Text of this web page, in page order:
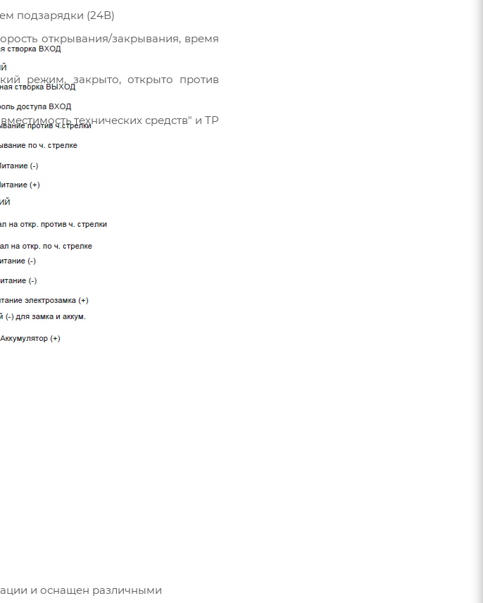
подзарядки (24В)
открывания/закрывания, время
режим, закрыто, открыто против
технических средств" и ТР
и оснащен различными